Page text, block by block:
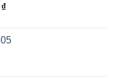
₫Giá
là: